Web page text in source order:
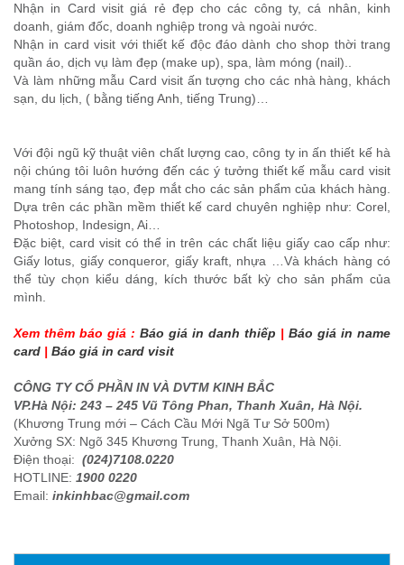
Nhận in Card visit giá rẻ đẹp cho các công ty, cá nhân, kinh
doanh, giám đốc, doanh nghiệp trong và ngoài nước.
Nhận in card visit với thiết kế độc đáo dành cho shop thời trang
quần áo, dịch vụ làm đẹp (make up), spa, làm móng (nail)..
Và làm những mẫu Card visit ấn tượng cho các nhà hàng, khách
sạn, du lịch, ( bằng tiếng Anh, tiếng Trung)…
Với đội ngũ kỹ thuật viên chất lượng cao, công ty in ấn thiết kế hà
nội chúng tôi luôn hướng đến các ý tưởng thiết kế mẫu card visit
mang tính sáng tạo, đẹp mắt cho các sản phẩm của khách hàng.
Dựa trên các phần mềm thiết kế card chuyên nghiệp như: Corel,
Photoshop, Indesign, Ai…
Đặc biệt, card visit có thể in trên các chất liệu giấy cao cấp như:
Giấy lotus, giấy conqueror, giấy kraft, nhựa …Và khách hàng có
thể tùy chọn kiểu dáng, kích thước bất kỳ cho sản phẩm của
mình.
Xem thêm báo giá : Báo giá in danh thiếp | Báo giá in name
card | Báo giá in card visit
CÔNG TY CỔ PHẦN IN VÀ DVTM KINH BẮC
VP.Hà Nội: 243 – 245 Vũ Tông Phan, Thanh Xuân, Hà Nội.
(Khương Trung mới – Cách Cầu Mới Ngã Tư Sở 500m)
Xưởng SX: Ngõ 345 Khương Trung, Thanh Xuân, Hà Nội.
Điện thoại: (024)7108.0220
HOTLINE: 1900 0220
Email: inkinhbac@gmail.com